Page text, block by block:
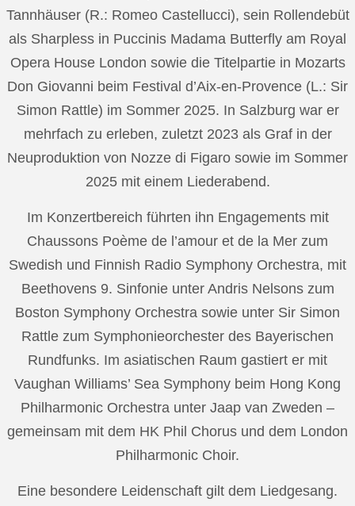
Tannhäuser (R.: Romeo Castellucci), sein Rollendebüt
als Sharpless in Puccinis Madama Butterfly am Royal
Opera House London sowie die Titelpartie in Mozarts
Don Giovanni beim Festival d’Aix-en-Provence (L.: Sir
Simon Rattle) im Sommer 2025. In Salzburg war er
mehrfach zu erleben, zuletzt 2023 als Graf in der
Neuproduktion von Nozze di Figaro sowie im Sommer
2025 mit einem Liederabend.
Im Konzertbereich führten ihn Engagements mit
Chaussons Poème de l’amour et de la Mer zum
Swedish und Finnish Radio Symphony Orchestra, mit
Beethovens 9. Sinfonie unter Andris Nelsons zum
Boston Symphony Orchestra sowie unter Sir Simon
Rattle zum Symphonieorchester des Bayerischen
Rundfunks. Im asiatischen Raum gastiert er mit
Vaughan Williams’ Sea Symphony beim Hong Kong
Philharmonic Orchestra unter Jaap van Zweden –
gemeinsam mit dem HK Phil Chorus und dem London
Philharmonic Choir.
Eine besondere Leidenschaft gilt dem Liedgesang.